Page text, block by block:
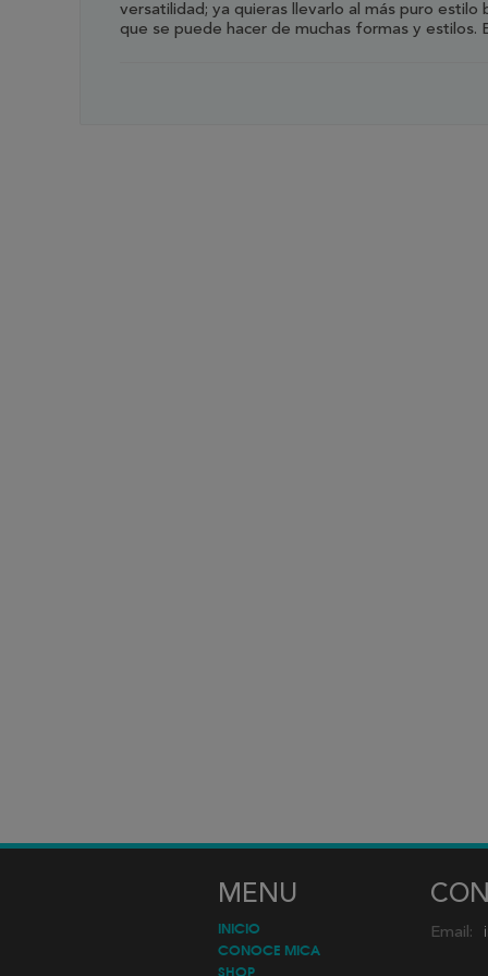
versatilidad; ya quieras llevarlo al más puro
que se puede hacer de muchas formas y estilos.
MENU
INICIO
CONOCE MICA
Email: